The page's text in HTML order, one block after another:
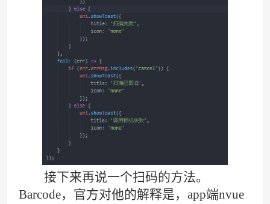
接下来再说一个扫码的方法。
Barcode，官方对他的解释是，app端nvue